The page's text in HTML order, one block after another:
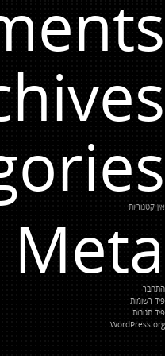
אין קטגוריות
Meta
התחבר
פיד רשומות
פיד תגובות
WordPress.org